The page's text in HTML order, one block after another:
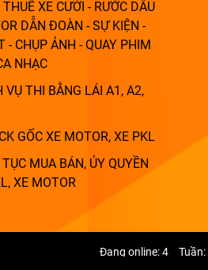
THUÊ XE CƯỚI - RƯỚC DÂU
DẪN ĐOÀN - SỰ KIỆN -
- CHỤP ẢNH - QUAY PHIM
NHẠC
VỤ THI BẰNG LÁI A1, A2,
GỐC XE MOTOR, XE PKL
MUA BÁN, ỦY QUYỀN
XE MOTOR
Đang online: 4